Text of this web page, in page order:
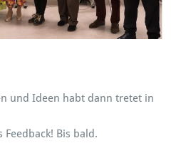
und Ideen habt dann tretet in
Bis bald.